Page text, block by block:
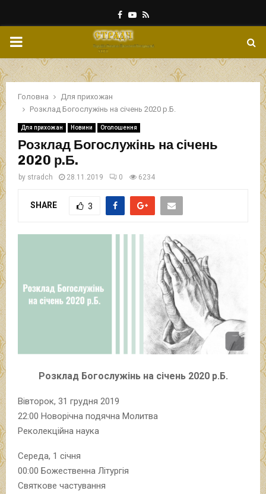
Facebook
Youtube
Rss
PRIMARY
MENU
Головна
Для прихожан
Розклад Богослужінь на січень 2020 р.Б.
Для прихожан Новини Оголошення
Розклад Богослужінь на січень
2020 р.Б.
by stradch 28.11.2019 0 6234
SHARE 3
Розклад Богослужінь на січень 2020 р.Б.
Вівторок, 31 грудня 2019
22:00 Новорічна подячна Молитва
Реколекційна наука
Середа, 1 січня
00:00 Божественна Літургія
Святкове частування